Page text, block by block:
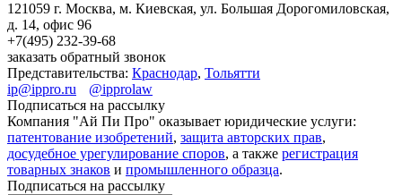
121059 г. Москва, м. Киевская, ул. Большая Дорогомиловская,
д. 14, офис 96
+7(495) 232-39-68
заказать обратный звонок
Представительства: Краснодар, Тольятти
ip@ippro.ru
@ipprolaw
Подписаться на рассылку
Компания "Ай Пи Про" оказывает юридические услуги:
патентование изобретений, защита авторских прав,
досудебное урегулирование споров, а также регистрация
товарных знаков и промышленного образца.
Подписаться на рассылку